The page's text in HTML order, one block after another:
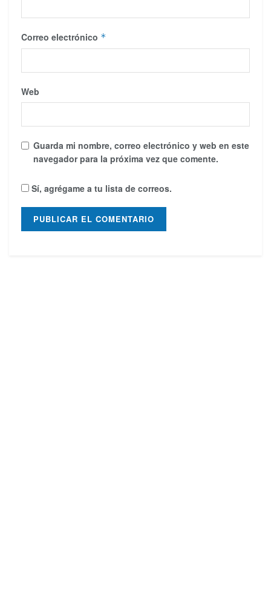
Correo electrónico *
Web
Guarda mi nombre, correo electrónico y web en este
navegador para la próxima vez que comente.
Sí, agrégame a tu lista de correos.